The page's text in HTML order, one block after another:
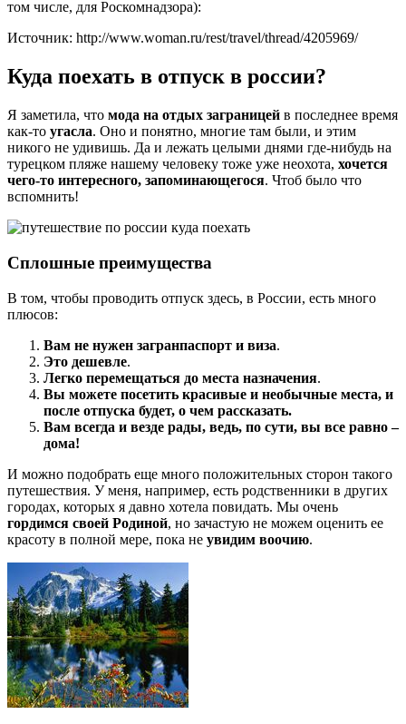
том числе, для Роскомнадзора):
Источник: http://www.woman.ru/rest/travel/thread/4205969/
Куда поехать в отпуск в россии?
Я заметила, что мода на отдых заграницей в последнее время
как-то угасла. Оно и понятно, многие там были, и этим
никого не удивишь. Да и лежать целыми днями где-нибудь на
турецком пляже нашему человеку тоже уже неохота, хочется
чего-то интересного, запоминающегося. Чтоб было что
вспомнить!
Сплошные преимущества
В том, чтобы проводить отпуск здесь, в России, есть много
плюсов:
Вам не нужен загранпаспорт и виза.
Это дешевле.
Легко перемещаться до места назначения.
Вы можете посетить красивые и необычные места, и
после отпуска будет, о чем рассказать.
Вам всегда и везде рады, ведь, по сути, вы все равно –
дома!
И можно подобрать еще много положительных сторон такого
путешествия. У меня, например, есть родственники в других
городах, которых я давно хотела повидать. Мы очень
гордимся своей Родиной, но зачастую не можем оценить ее
красоту в полной мере, пока не увидим воочию.